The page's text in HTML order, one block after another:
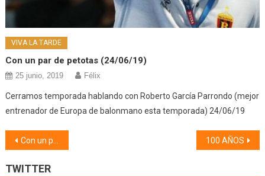
VIVA LA TARDE
Con un par de petotas (24/06/19)
25 junio, 2019 Félix
Cerramos temporada hablando con Roberto García Parrondo (mejor
entrenador de Europa de balonmano esta temporada) 24/06/19
Navegación
de
Con un par de pelotas (05/06/20) 100 AÑOS
TWITTER